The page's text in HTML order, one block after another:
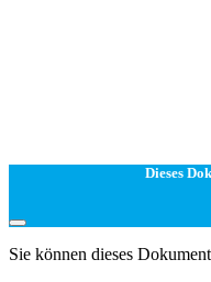
Dieses
Sie können dieses